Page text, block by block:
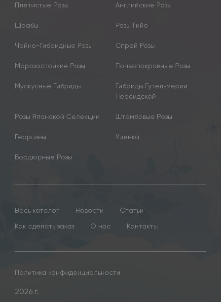
Плетистые Розы Английские Розы
Шрабы Розы Гийо
Чайно-Гибридные Розы Спрей Розы
Морозостойкие Розы Почвопокровные Розы
Мускусные Гибриды
Гибриды Гутельмерии
Персидской
Розы Японской Селекции Штамбовые Розы
Георгины Уценка
Бордюрные Розы
Весь каталог Новости
Статьи
Как сделать заказ
О нас Контакты
Политика конфиденциальности
2026 г.